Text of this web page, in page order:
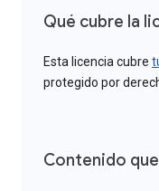
Qué cubre la
Esta licencia cubre
protegido por
Contenido